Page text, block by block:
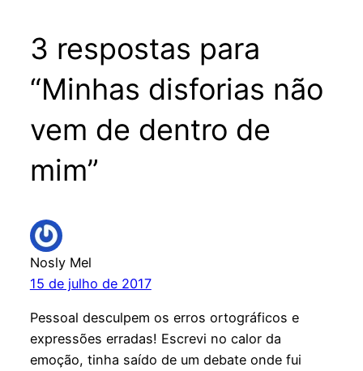
3 respostas para
“Minhas disforias não
vem de dentro de
mim”
Nosly Mel
15 de julho de 2017
Pessoal desculpem os erros ortográficos e
expressões erradas! Escrevi no calor da
emoção, tinha saído de um debate onde fui